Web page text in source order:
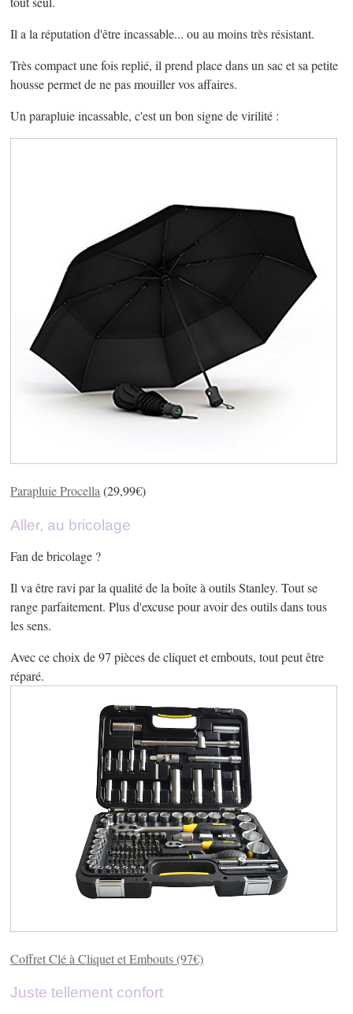
Il a la réputation d'être incassable... ou au moins très résistant.
Très compact une fois replié, il prend place dans un sac et sa petite
housse permet de ne pas mouiller vos affaires.
Un parapluie incassable, c'est un bon signe de virilité :
Parapluie Procella(29,99€)
Aller, au bricolage
Fan de bricolage ?
Il va être ravi par la qualité de la boîte à outils Stanley. Tout se
range parfaitement. Plus d'excuse pour avoir des outils dans tous
les sens.
Avec ce choix de 97 pièces de cliquet et embouts, tout peut être
réparé.
Coffret Clé à Cliquet et Embouts (97€)
Juste tellement confort